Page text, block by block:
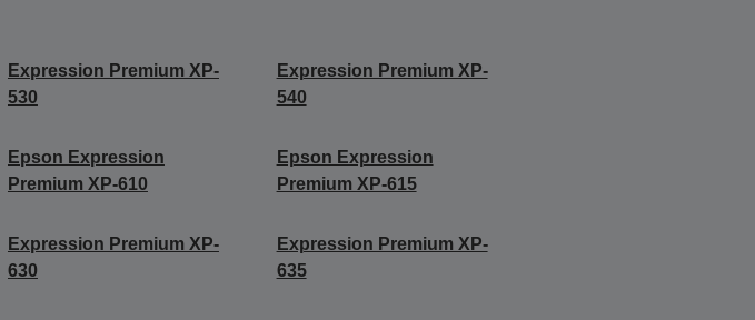
Expression Premium XP-
530
Expression Premium XP-
540
Epson Expression
Premium XP-610
Epson Expression
Premium XP-615
Expression Premium XP-
630
Expression Premium XP-
635